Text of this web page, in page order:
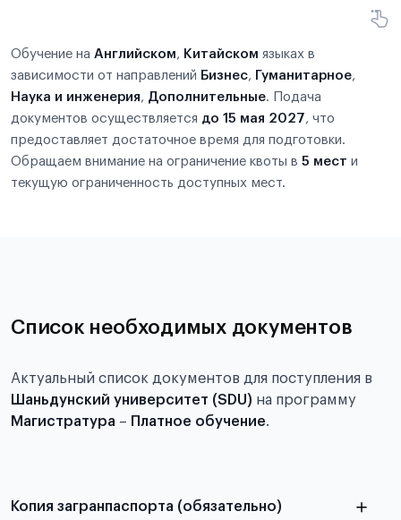
Обучение на Английском, Китайском языках в
зависимости от направлений Бизнес, Гуманитарное,
Наука и инженерия, Дополнительные. Подача
документов осуществляется до 15 мая 2027, что
предоставляет достаточное время для подготовки.
Обращаем внимание на ограничение квоты в 5 мест и
текущую ограниченность доступных мест.
Список необходимых документов
Актуальный список документов для поступления в
Шаньдунский университет (SDU) на программу
Магистратура – Платное обучение.
Копия загранпаспорта (обязательно)